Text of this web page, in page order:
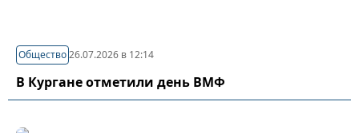
Общество26.07.2026 в 12:14
В Кургане отметили день ВМФ